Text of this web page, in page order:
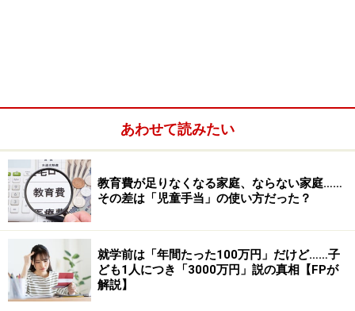
「怖い思いをすれば……」は子どもの学びに乏しい
2020年4月に家庭での「体罰禁止」が法定化されていま
す。「痛い思いや怖い思いをすれば改心するだろう」と
いう思いからくるしつけは“学びに乏しい”ためです。
「閉じ込める」という対応についても、親は怒鳴り子ど
もは暗闇で泣き叫ぶという負の感情の最中では、「なら
ば何をしたらよいのか」ということが学べないため、子
どもはまた同じことを繰り返すことになるのです。
あわせて読みたい
教育費が足りなくなる家庭、ならない家庭……
その差は「児童手当」の使い方だった？
就学前は「年間たった100万円」だけど……子
ども1人につき「3000万円」説の真相【FPが
解説】